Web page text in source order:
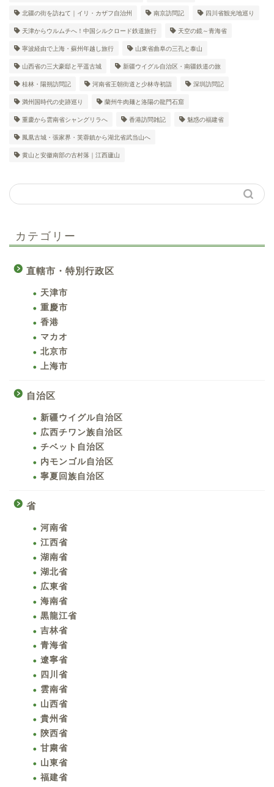
北疆の街を訪ねて｜イリ・カザフ自治州 南京訪問記 四川省観光地巡り
天津からウルムチへ！中国シルクロード鉄道旅行 天空の鏡～青海省
寧波経由で上海・蘇州年越し旅行 山東省曲阜の三孔と泰山
山西省の三大豪邸と平遥古城 新疆ウイグル自治区・南疆鉄道の旅
桂林・陽朔訪問記 河南省王朝街道と少林寺初詣 深圳訪問記
満州国時代の史跡巡り 蘭州牛肉麺と洛陽の龍門石窟
重慶から雲南省シャングリラへ 香港訪問雑記 魅惑の福建省
鳳凰古城・張家界・芙蓉鎮から湖北省武当山へ
黄山と安徽南部の古村落｜江西廬山
カテゴリー
直轄市・特別行政区
天津市
重慶市
香港
マカオ
北京市
上海市
自治区
新疆ウイグル自治区
広西チワン族自治区
チベット自治区
内モンゴル自治区
寧夏回族自治区
省
河南省
江西省
湖南省
湖北省
広東省
海南省
黒龍江省
吉林省
青海省
遼寧省
四川省
雲南省
山西省
貴州省
陝西省
甘粛省
山東省
福建省